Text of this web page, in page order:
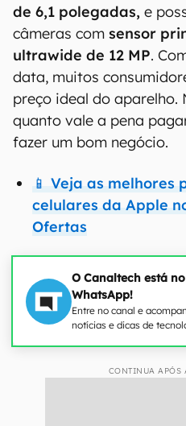
de 6,1 polegadas, e
câmeras com sensor
ultrawide de 12 MP.
data, muitos
preço ideal do aparelho.
quanto vale a pena
fazer um bom negócio.
📱 Veja as melhores
celulares da Apple
Ofertas
O Canaltech está no
WhatsApp!
Entre no canal e
notícias e dicas de
CONTINUA APÓS